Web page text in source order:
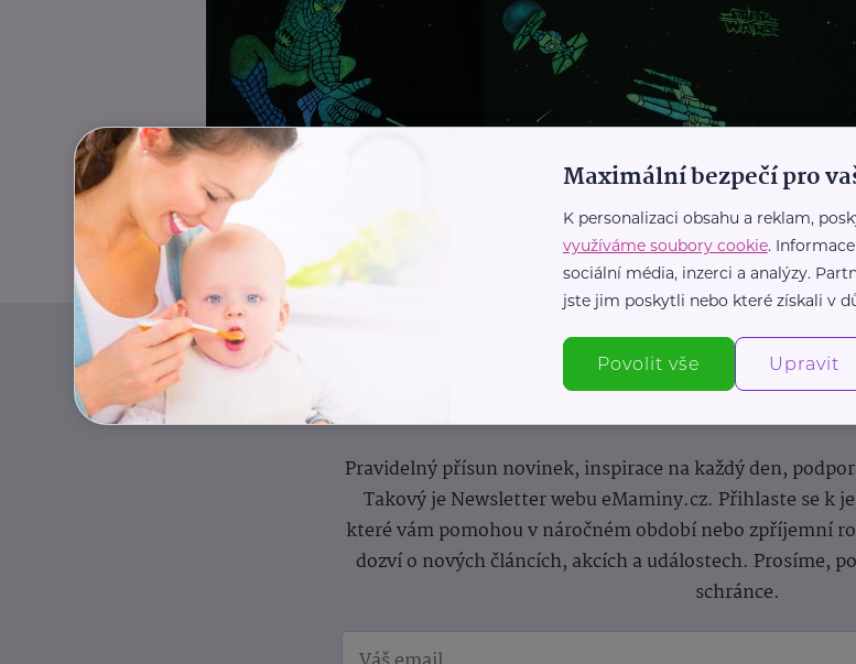
Newsletter
Pravidelný přísun novinek, inspirace na každý den,
Takový je Newsletter webu eMaminy.cz. Přihlaste se k
které vám pomohou v náročném období nebo zpříjemní
dozví o nových článcích, akcích a událostech. Prosíme,
schránce.
Maximální bezpečí pro
K personalizaci obsahu a reklam,
využíváme soubory cookie.
sociální média, inzerci a analýzy.
jste jim poskytli nebo které získali v
Povolit vše Upravit